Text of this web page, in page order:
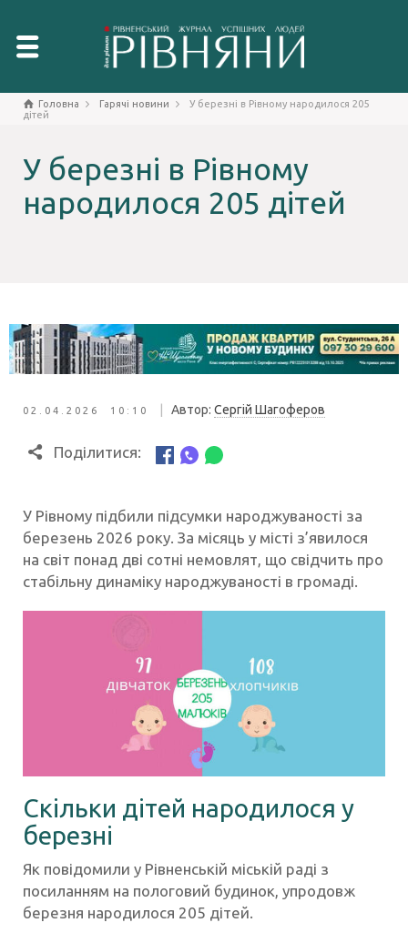
Головна Гарячі новини
У березні в Рівному народилося 205
дітей
У березні в Рівному
народилося 205 дітей
02.04.2026 10:10 Автор: Сергій Шагоферов
Поділитися:
У Рівному підбили підсумки народжуваності за
березень 2026 року. За місяць у місті з’явилося
на світ понад дві сотні немовлят, що свідчить про
стабільну динаміку народжуваності в громаді.
Скільки дітей народилося у
березні
Як повідомили у Рівненській міській раді з
посиланням на пологовий будинок, упродовж
березня народилося 205 дітей.